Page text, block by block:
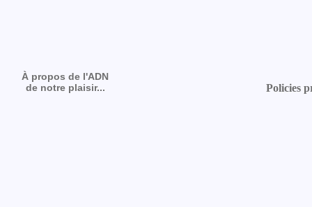
À propos de l'ADN
de notre plaisir...
Policies